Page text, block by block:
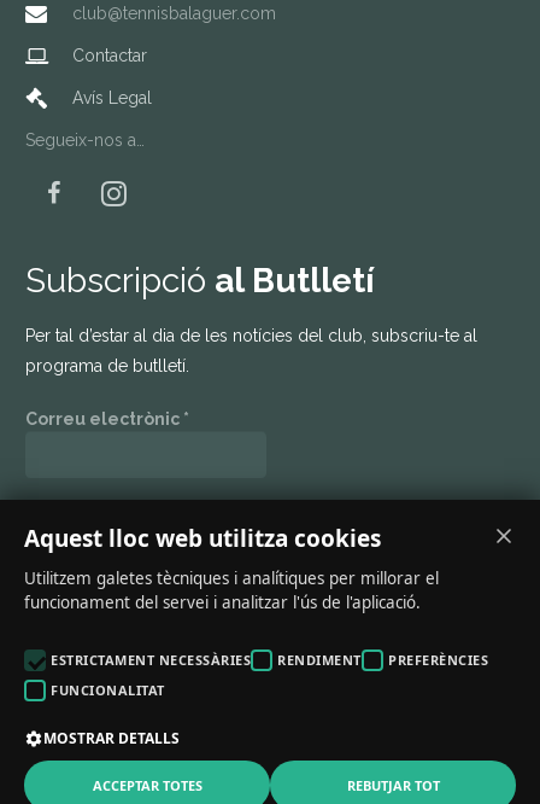
club@tennisbalaguer.com
Contactar
Avís Legal
Segueix-nos a…
Subscripció al Butlletí
Per tal d’estar al dia de les notícies del club, subscriu-te al
programa de butlletí.
Correu electrònic *
privacitat.
Pàgina web realitzada perCompsaOnline
Aquest lloc web utilitza cookies
Utilitzem galetes tècniques i analítiques per millorar el
funcionament del servei i analitzar l'ús de l'aplicació.
ESTRICTAMENT NECESSÀRIES RENDIMENT
PREFERÈNCIES
FUNCIONALITAT
MOSTRAR DETALLS
ACCEPTAR TOTES REBUTJAR TOT